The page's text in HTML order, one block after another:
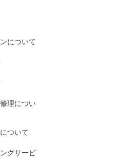
について
理につい
ついて
グサービ